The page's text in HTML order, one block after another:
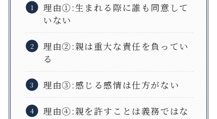
理由①:生まれる際に誰も同意して
いない
理由②:親は重大な責任を負ってい
る
理由③:感じる感情は仕方がない
理由④:親を許すことは義務ではな